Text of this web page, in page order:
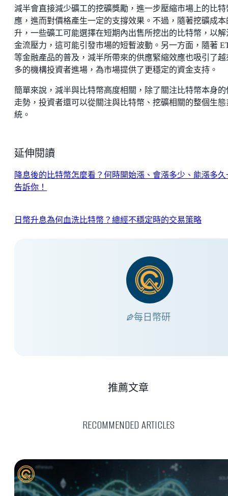
減半會直接減少礦工的挖礦獎勵，進一步壓縮市場上的比特
應，進而對價格產生一定的支撐效果。不過，隨著挖礦成本
升，一些礦工可能選擇在短期內出售所挖出的比特幣，以解
金流壓力，這可能引發市場的短暫波動。另一方面，隨著
等金融產品的普及，減半所帶來的供應緊縮效應也吸引了越
多的機構投資者進場，為市場提供了更穩定的資金支持。
簡單來說，減半與比特幣高度相關，除了關注比特幣本身的
走勢，投資者還可以從關注與比特幣、挖礦相關的整個生態
統。
延伸閱讀
降息後的比特幣怎麼看？何時開始漲、會漲多少、能漲多久
告訴你！
日幣升息為何血洗比特幣？總經不穩定時的交易策略
每日幣研
RECOMMENDED ARTICLES
推薦文章